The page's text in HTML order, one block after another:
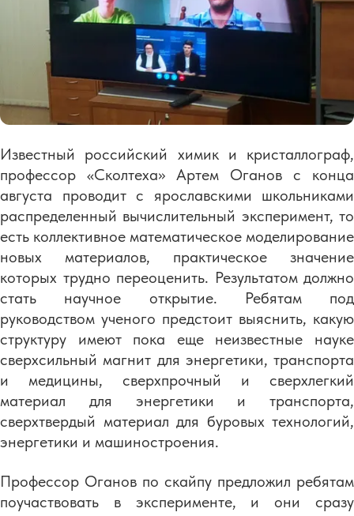
Известный российский химик и кристаллограф,
профессор «Сколтеха» Артем Оганов с конца
августа проводит с ярославскими школьниками
распределенный вычислительный эксперимент, то
есть коллективное математическое моделирование
новых материалов, практическое значение
которых трудно переоценить. Результатом должно
стать научное открытие. Ребятам под
руководством ученого предстоит выяснить, какую
структуру имеют пока еще неизвестные науке
сверхсильный магнит для энергетики, транспорта
и медицины, сверхпрочный и сверхлегкий
материал для энергетики и транспорта,
сверхтвердый материал для буровых технологий,
энергетики и машиностроения.
Профессор Оганов по скайпу предложил ребятам
поучаствовать в эксперименте, и они сразу